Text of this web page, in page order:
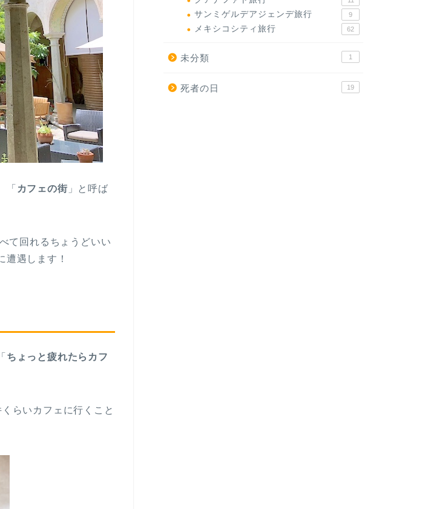
「 カフェの街 」と呼ば
て回れるちょうどいい
遇します！
ちょっと疲れたらカフ
らいカフェに行くこと
サンミゲルデアジェンデ旅行 9
メキシコシティ旅行 62
未分類 1
死者の日 19